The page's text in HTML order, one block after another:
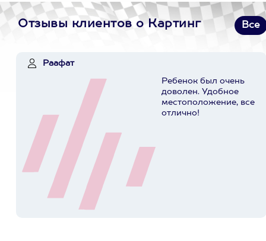
Отзывы клиентов о Картинг Все
Раафат
Ребенок был очень
доволен. Удобное
местоположение, все
отлично!